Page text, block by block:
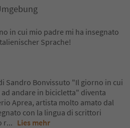
in cui mio padre mi ha insegnato
Sprache!
Sandro Bonvissuto "Il giorno in cui
andare in bicicletta" diventa
Aprea, artista molto amato dal
con la lingua di scrittori
r... Lies mehr